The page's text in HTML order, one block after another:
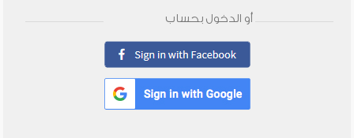
أو الدخول بحساب